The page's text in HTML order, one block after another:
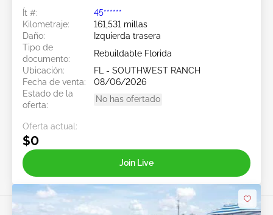
Ít #:
45******
Kilometraje:
161,531 millas
Daño:
Izquierda trasera
Tipo de
documento:
Rebuildable Florida
Ubicación:
FL - SOUTHWEST RANCH
Fecha de venta:
08/06/2026
Estado de la
oferta:
No has ofertado
Oferta actual:
$0
Join Live